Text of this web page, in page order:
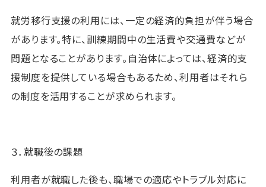
就労移行支援の利用には、一定の経済的負担が伴う場合
があります。特に、訓練期間中の生活費や交通費などが
問題となることがあります。自治体によっては、経済的支
援制度を提供している場合もあるため、利用者はそれら
の制度を活用することが求められます。
３．就職後の課題
利用者が就職した後も、職場での適応やトラブル対応に